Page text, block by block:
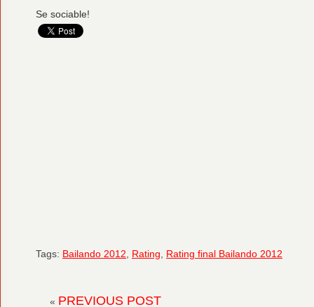
Se sociable!
Tags: Bailando 2012 Rating Rating final Bailando 2012
« PREVIOUS POST